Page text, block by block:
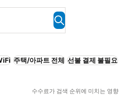
주택/아파트 전체 선불 결제 불필요
수수료가 검색 순위에 미치는 영향